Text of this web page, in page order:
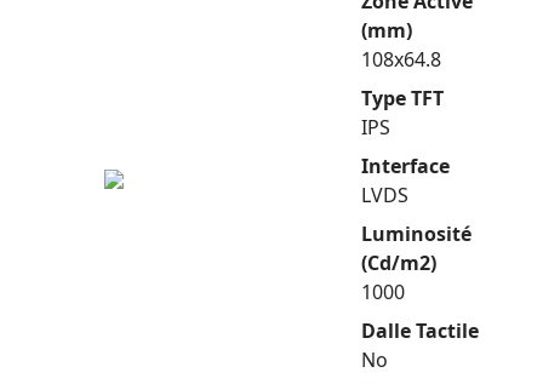
(mm)
108x64.8
Type TFT
IPS
Interface
LVDS
Luminosité
(Cd/m2)
1000
Dalle Tactile
No